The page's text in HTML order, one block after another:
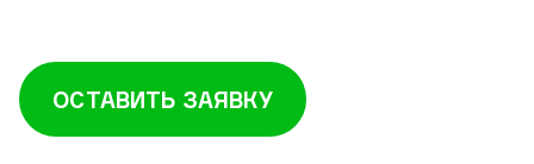
ОСТАВИТЬ ЗАЯВКУ